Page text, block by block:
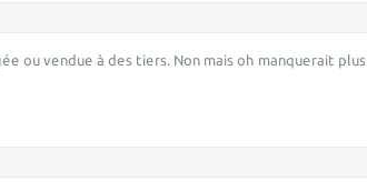
ou vendue à des tiers. Non mais oh manquerait plus